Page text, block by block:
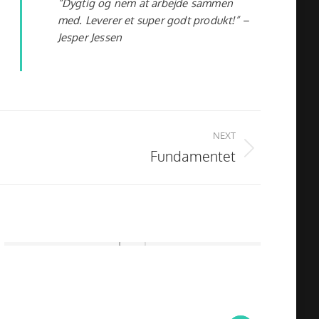
“Dygtig og nem at arbejde sammen
med. Leverer et super godt produkt!” –
Jesper Jessen
NEXT
Fundamentet